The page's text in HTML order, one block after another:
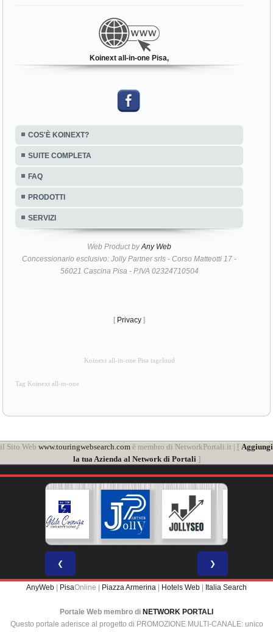
Koinext all-in-one Pisa,
COS'È KOINEXT?
SUITE COMPLETA
FAQ
PRODOTTI
SERVIZI
Web Product byAny Web
Concessionario esclusivo: Jolly Partner srls - Corso Matteotti 17 -
56021 Cascina Pisa - P.IVA 02324710504
[ Privacy ]
Koinext all-in-one Pisa tagcloud
Tag Koinext all-in-one
il Sito Web www.touringwebsearch.com è membro di NetworkPortali.it | [ Aggiungi
la tua Azienda al Network di Portali]
❮ ❯
AnyWeb PisaOnline | Piazza Armerina Hotels Web Italia Search
Portale Web membro di NETWORK PORTALI
Questo portale aderisce al progetto di PROMOZIONE MULTI-CANALE: unico